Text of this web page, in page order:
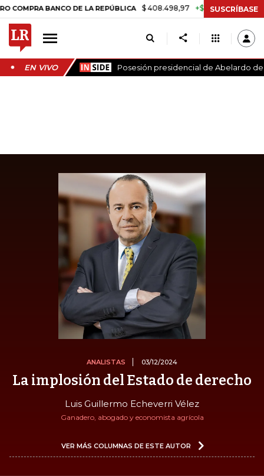
BANCO DE LA REPÚBLICA $ 408.498,97 +$ 8.753,81 +2,19%
SUSCRÍBASE
EN VIVO Posesión presidencial de Abelardo de
ANALISTAS 03/12/2024
La implosión del Estado de derecho
Luis Guillermo Echeverri Vélez
Ganadero, abogado y economista agrícola
VER MÁS COLUMNAS DE ESTE AUTOR